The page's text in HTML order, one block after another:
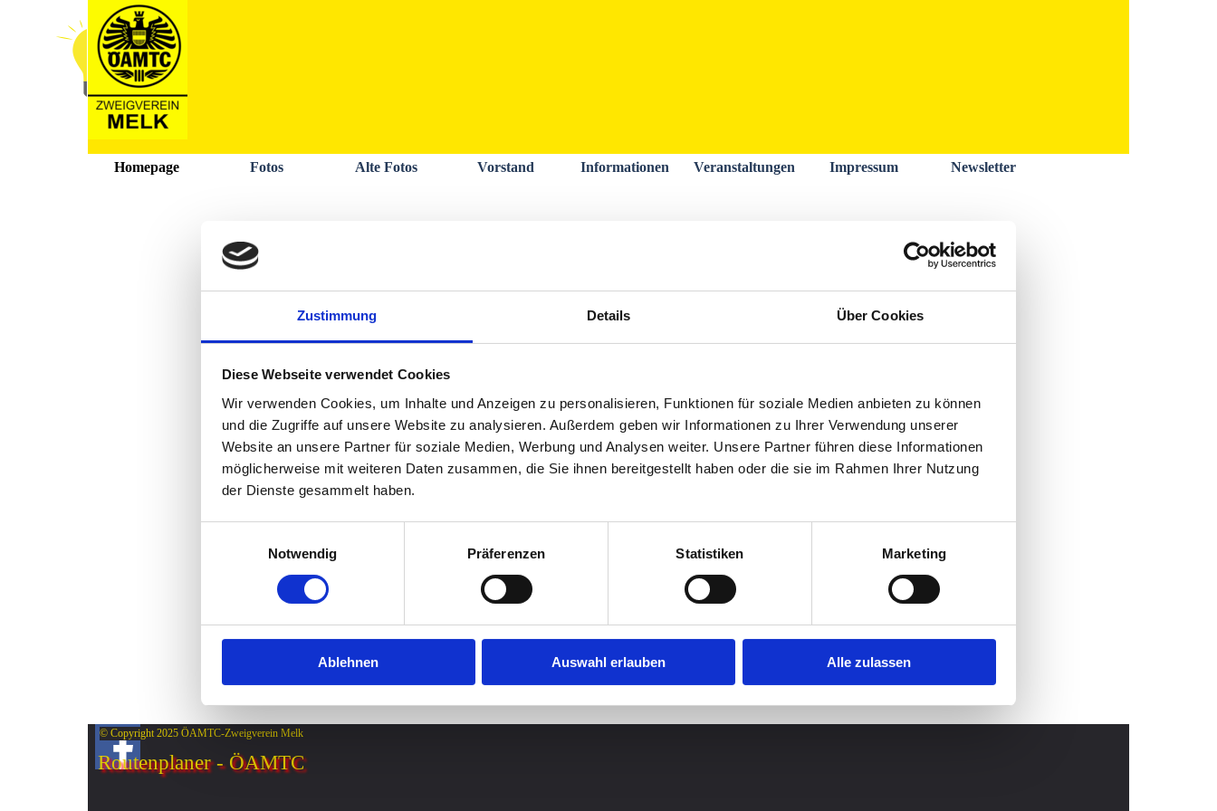
Zustimmung Details Über Cookies
Diese Webseite verwendet Cookies
Wir verwenden Cookies, um Inhalte und Anzeigen zu personalisieren, Funktionen für soziale Medien anbieten zu können
und die Zugriffe auf unsere Website zu analysieren. Außerdem geben wir Informationen zu Ihrer Verwendung unserer
Website an unsere Partner für soziale Medien, Werbung und Analysen weiter. Unsere Partner führen diese Informationen
möglicherweise mit weiteren Daten zusammen, die Sie ihnen bereitgestellt haben oder die sie im Rahmen Ihrer Nutzung
der Dienste gesammelt haben.
Notwendig
Präferenzen Statistiken Marketing
Ablehnen Auswahl erlauben Alle zulassen
Direkt zum Seiteninhalt
Menü überspringen
Homepage Fotos Alte Fotos Vorstand Informationen Veranstaltungen Impressum Newsletter
© Copyright 2025 ÖAMTC-Zweigverein Melk
Routenplaner - ÖAMTC